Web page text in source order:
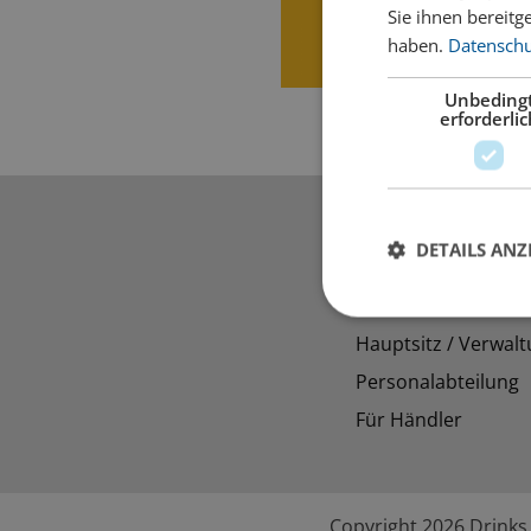
Kontakte
Hauptsitz /
Personalabteilung
Für Händler
Sie ihnen
haben.
DETAILS